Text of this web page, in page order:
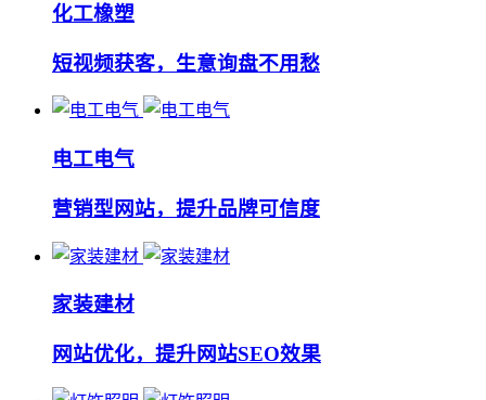
化工橡塑
短视频获客，生意询盘不用愁
电工电气
营销型网站，提升品牌可信度
家装建材
网站优化，提升网站SEO效果